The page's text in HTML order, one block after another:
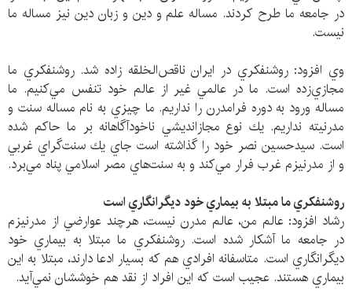
در جامعه ما طرح كردند. مساله علم و دين و زبان دين نيز مساله ما
نيست.
وي افزود: روشنفكري در ايران ناقص‌الخلقه زاده شد. روشنفكري ما
مجازي‌زده است. ما در عالمي غير از عالم خود تنفس مي‌كنيم. ما
مساله ورود به دوره فرامدرن را نداريم. ما چيزي به نام مساله سنت و
مدرنيته نداريم. يك نوع مجازانديشي ناخودآگاهانه بر ما حاكم شده
است. سيدحسين نصر خود را گذاشته است جاي يك سنت‌گراي غربي
و از مدرنيزم غرب فرار مي‌كند و به سنت‌هاي مصر اسلامي پناه مي‌برد.
روشنفكري ما مبتلا به بيماري خود ديگرانگاري است
رشاد افزود: عالم من، عالم مدرن نيست، هرچند عوارضي از مدرنيزم
در جامعه ما آشكار شده است. روشنفكري ما مبتلا به بيماري خود
ديگرانگاري است. متاسفانه افرادي هم كه بسيار ادعا دارند، مبتلا به اين
بيماري هستند. عجيب است كه اين افراد از نقد هم خوششان نمي‌آيد.